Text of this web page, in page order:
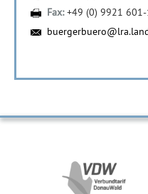
Fax:+49 (0) 9921